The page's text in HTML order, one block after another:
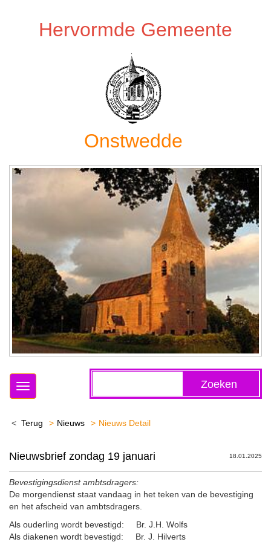
Hervormde Gemeente
Onstwedde
Zoeken
Toggle
Terug Nieuws Nieuws Detail
Nieuwsbrief zondag 19 januari 18.01.2025
Bevestigingsdienst ambtsdragers:
De morgendienst staat vandaag in het teken van de bevestiging
en het afscheid van ambtsdragers.
Als ouderling wordt bevestigd: Br. J.H. Wolfs
Als diakenen wordt bevestigd: Br. J. Hilverts